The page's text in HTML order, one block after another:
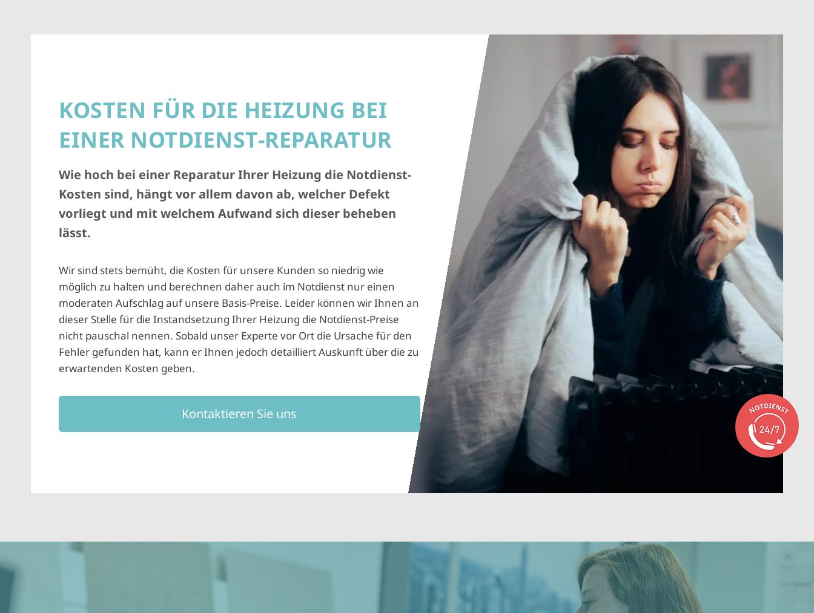
KOSTEN FÜR DIE HEIZUNG BEI
EINER NOTDIENST-REPARATUR
Wie hoch bei einer Reparatur Ihrer Heizung die Notdienst-
Kosten sind, hängt vor allem davon ab, welcher Defekt
vorliegt und mit welchem Aufwand sich dieser beheben
lässt.
Wir sind stets bemüht, die Kosten für unsere Kunden so niedrig wie
möglich zu halten und berechnen daher auch im Notdienst nur einen
moderaten Aufschlag auf unsere Basis-Preise. Leider können wir Ihnen an
dieser Stelle für die Instandsetzung Ihrer Heizung die Notdienst-Preise
nicht pauschal nennen. Sobald unser Experte vor Ort die Ursache für den
Fehler gefunden hat, kann er Ihnen jedoch detailliert Auskunft über die zu
erwartenden Kosten geben.
Kontaktieren Sie uns